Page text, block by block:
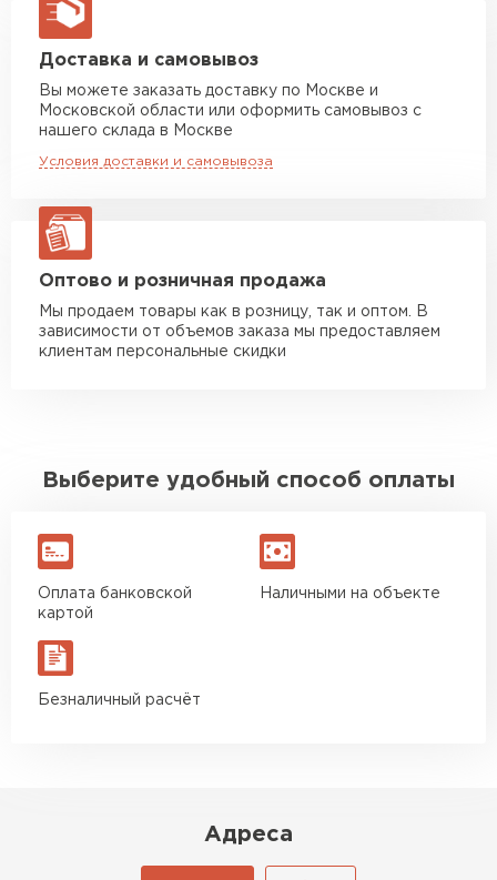
макс. длина груза 13,5 м
Манипулятор до 5 тн
Манипулятор до 10 тн
макс. длина груза 8 м
макс. длина груза 13,5 м
ЗАКАЗАТЬ С ДОСТАВКОЙ
Доставка и самовывоз
Вы можете заказать доставку по Москве и
Московской области или оформить самовывоз с
нашего склада в Москве
Условия доставки и самовывоза
Оптово и розничная продажа
Мы продаем товары как в розницу, так и оптом. В
зависимости от объемов заказа мы предоставляем
клиентам персональные скидки
Выберите удобный способ оплаты
Оплата банковской
картой
Наличными на объекте
Безналичный расчёт
Адреса